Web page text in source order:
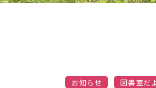
お知らせ 図書室だ